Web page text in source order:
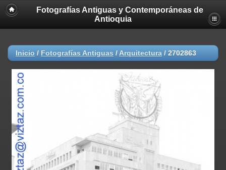
Fotografías Antiguas y Contemporáneas de
Antioquia
Inicio / Fotografías Antiguas / Arquitectura / 2702863